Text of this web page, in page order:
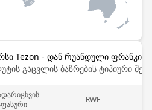
Tezon - დან Რუანდული ფრანკი -
გაცვლის ბაზრების ტიპიური
RWF